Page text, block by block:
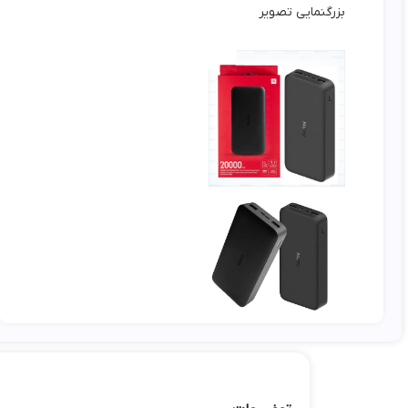
بزرگنمایی تصویر